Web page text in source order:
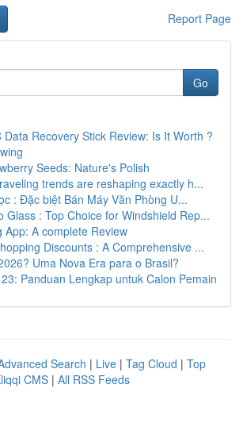
Report Page
Go
Data Recovery Stick Review: Is It Worth ?
Seeds: Nature's Polish
trends are reshaping exactly h...
: Đặc biệt Bán Máy Văn Phòng U...
Glass : Top Choice for Windshield Rep...
App: A complete Review
Discounts : A Comprehensive ...
Uma Nova Era para o Brasil?
Panduan Lengkap untuk Calon Pemain
Search | Live | Tag Cloud | Top
CMS | All RSS Feeds